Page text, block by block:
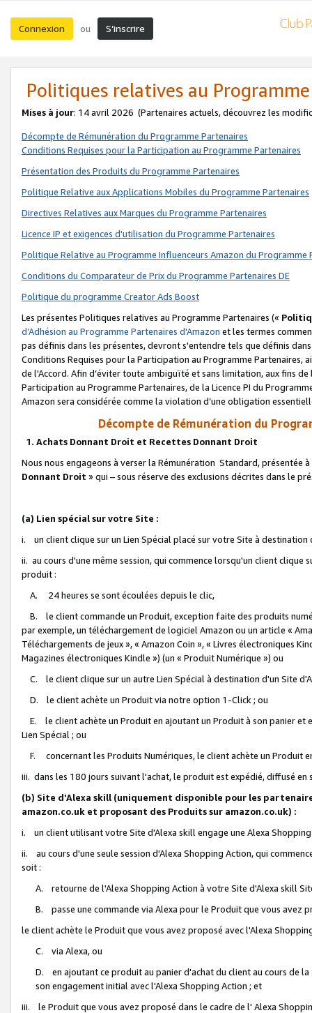
Connexion ou S’inscrire
Politiques relatives au
Mises à jour: 14 avril 2026 (Partenaires actuels, découvrez les
Décompte de Rémunération du Programme Partenaires
Conditions Requises pour la Participation au Programme Partenaires
Présentation des Produits du Programme Partenaires
Politique Relative aux Applications Mobiles du Programme Partenaires
Directives Relatives aux Marques du Programme Partenaires
Licence IP et exigences d'utilisation du Programme Partenaires
Politique Relative au Programme Influenceurs Amazon du Programme
Conditions du Comparateur de Prix du Programme Partenaires DE
Politique du programme Creator Ads Boost
Les présentes Politiques relatives au Programme Partenaires («
d’Adhésion au Programme Partenaires d'Amazon et les termes
pas définis dans les présentes, devront s'entendre tels que définis
Conditions Requises pour la Participation au Programme Partenaires,
de l'Accord. Afin d’éviter toute ambiguïté et sans limitation, aux fins
Participation au Programme Partenaires, de la Licence PI du
Amazon sera considérée comme la violation d’une obligation
Décompte de Rémunération du
1. Achats Donnant Droit et Recettes Donnant Droit
Nous nous engageons à verser la Rémunération Standard, présentée
Donnant Droit » qui – sous réserve des exclusions décrites dans le
(a) Lien spécial sur votre Site :
i. un client clique sur un Lien Spécial placé sur votre Site à destination
ii. au cours d'une même session, qui commence lorsqu'un client
produit :
A. 24 heures se sont écoulées depuis le clic,
B. le client commande un Produit, exception faite des produits
par exemple, un téléchargement de logiciel Amazon ou un article «
Téléchargements de jeux », « Amazon Coin », « Livres électroniques
Magazines électroniques Kindle ») (un « Produit Numérique ») ou
C. le client clique sur un autre Lien Spécial à destination d'un Site
D. le client achète un Produit via notre option 1-Click ; ou
E. le client achète un Produit en ajoutant un Produit à son panier et
Lien Spécial ; ou
F. concernant les Produits Numériques, le client achète un Produit
iii. dans les 180 jours suivant l'achat, le produit est expédié, diffusé
(b) Site d'Alexa skill (uniquement disponible pour les
amazon.co.uk et proposant des Produits sur amazon.co.uk) :
i. un client utilisant votre Site d'Alexa skill engage une Alexa
ii. au cours d'une seule session d'Alexa Shopping Action, qui
soit :
A. retourne de l'Alexa Shopping Action à votre Site d'Alexa skill
B. passe une commande via Alexa pour le Produit que vous avez
le client achète le Produit que vous avez proposé avec l'Alexa
C. via Alexa, ou
D. en ajoutant ce produit au panier d'achat du client au cours de
son engagement initial avec l'Alexa Shopping Action ; et
iii. le Produit que vous avez proposé dans le cadre de l' Alexa